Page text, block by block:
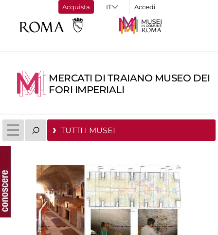
Acquista Accedi
MERCATI DI TRAIANO MUSEO DEI
FORI IMPERIALI
TUTTI I MUSEI